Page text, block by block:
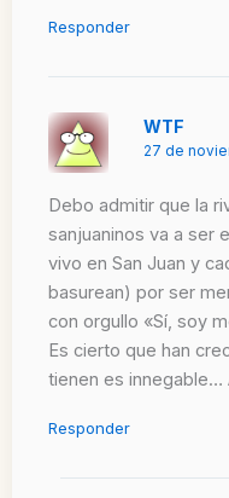
Responder
WTF
27 de
Debo admitir que la
sanjuaninos va a ser
vivo en San Juan y
basurean) por ser
con orgullo «Sí, soy
Es cierto que han
tienen es innegable…
Responder